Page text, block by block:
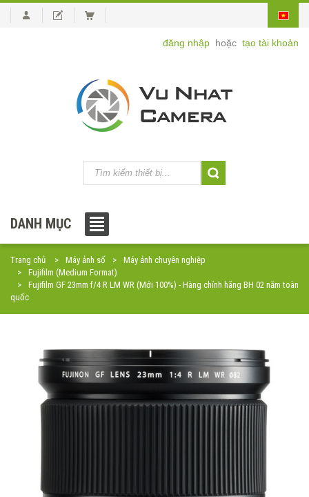
đăng nhập hoặc tạo tài khoản
DANH MỤC
Trang chủ Máy ảnh số
Máy ảnh chuyên nghiệp
Fujifilm (Medium Format)
Fujifilm GF 23mm f/4 R LM WR (Mới 100%) - Hàng chính hãng BH 02 năm toàn
quốc